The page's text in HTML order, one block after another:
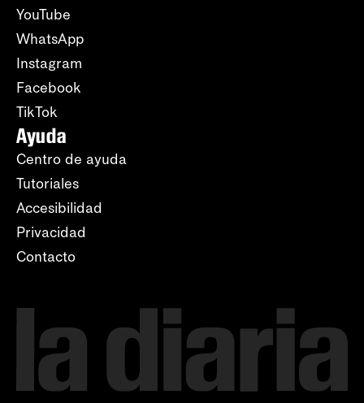
YouTube
WhatsApp
Instagram
Facebook
TikTok
Ayuda
Centro de ayuda
Tutoriales
Accesibilidad
Privacidad
Contacto